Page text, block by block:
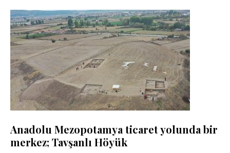
Anadolu Mezopotamya ticaret yolunda bir
merkez; Tavşanlı Höyük